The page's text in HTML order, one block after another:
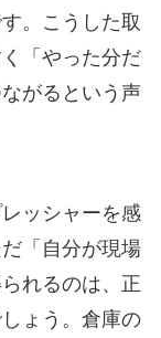
。こうした取
「やった分だ
がるという声
ッシャーを感
「自分が現場
れるのは、正
ょう。倉庫の